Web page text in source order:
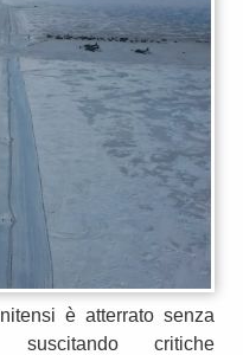
è atterrato senza
critiche